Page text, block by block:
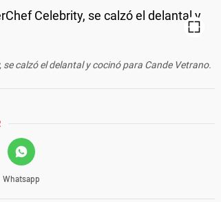
calzó el delantal y cocinó para Cande Vetrano.
Whatsapp